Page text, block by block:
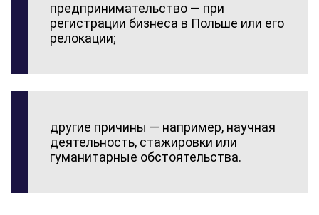
предпринимательство — при
регистрации бизнеса в Польше или его
релокации;
другие причины — например, научная
деятельность, стажировки или
гуманитарные обстоятельства.